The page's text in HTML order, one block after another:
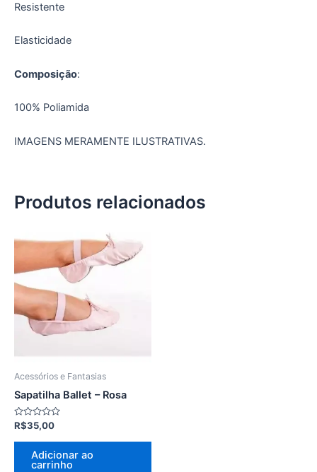
Resistente
Elasticidade
Composição:
100% Poliamida
IMAGENS MERAMENTE ILUSTRATIVAS.
Produtos relacionados
Acessórios e Fantasias
Sapatilha Ballet – Rosa
Avaliação
de
R$35,00
Adicionar ao
carrinho